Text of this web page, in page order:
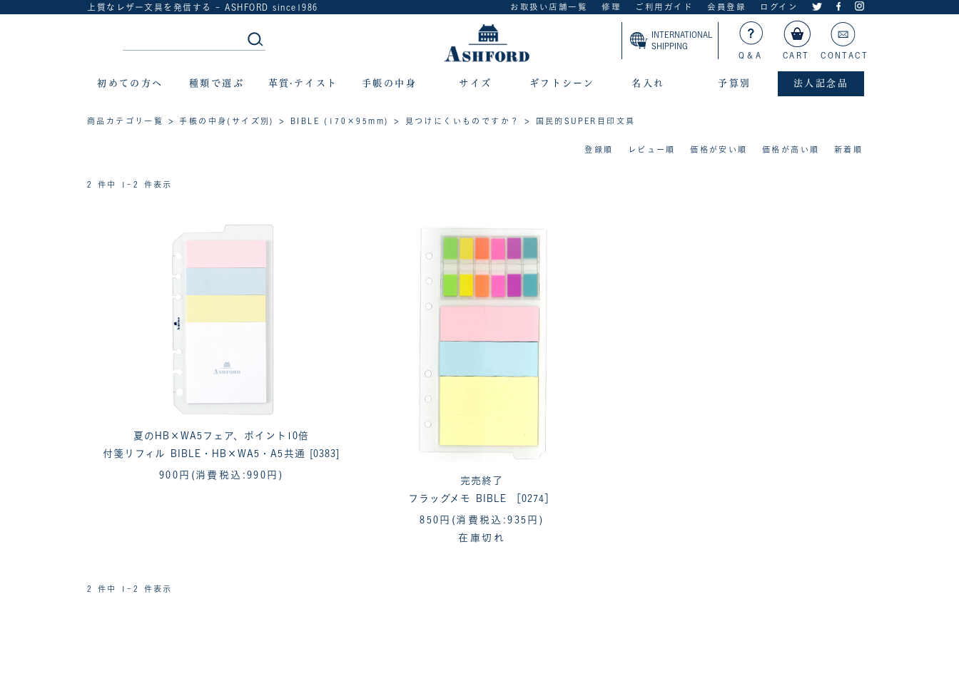
上質なレザー文具を発信する - ASHFORD since1986 お取扱い店舗一覧 修理 ご利用ガイド 会員登録 ログイン
INTERNATIONAL
SHIPPING
Q＆A
CART CONTACT
初めての方へ 種類で選ぶ 革質·テイスト 手帳の中身 サイズ ギフトシーン 名入れ 予算別 法人記念品
商品カテゴリ一覧 >手帳の中身(サイズ別) > BIBLE (170×95mm) > 見つけにくいものですか？ > 国民的SUPER目印文具
登録順 レビュー順 価格が安い順 価格が高い順 新着順
2 件中 1-2 件表示
夏のHB×WA5フェア、ポイント10倍
付箋リフィル BIBLE・HB×WA5・A5共通 [0383]
900円 (消費税込:990円)
完売終了
フラッグメモ BIBLE ［0274］
850円 (消費税込:935円)
在庫切れ
2 件中 1-2 件表示